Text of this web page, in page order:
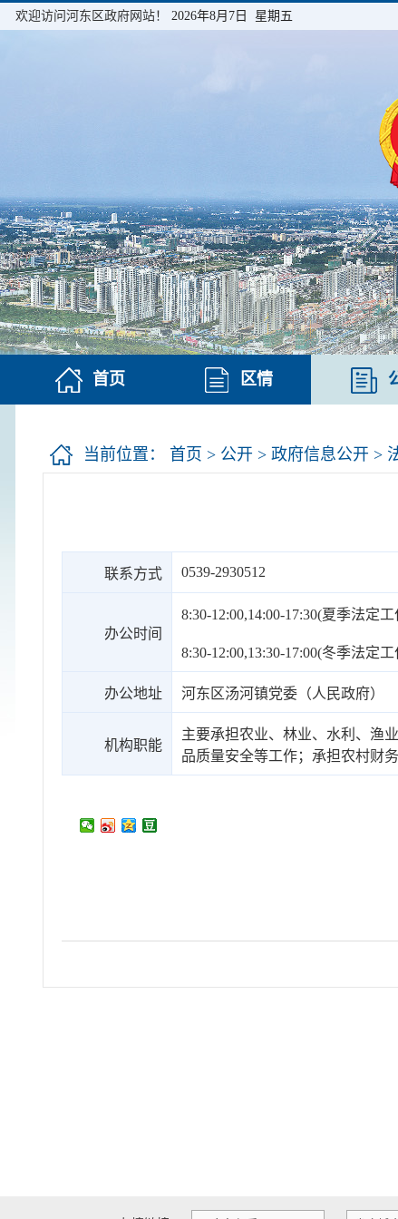
欢迎访问河东区政府网站！ 2026年8月7日 星期五
首页 区情
当前位置： 首页 > 公开 > 政府信息公开 >
联系方式 0539-2930512
办公时间
8:30-12:00,14:00-17:30(夏季法定工
8:30-12:00,13:30-17:00(冬季法定工
办公地址 河东区汤河镇党委（人民政府）
机构职能
主要承担农业、林业、水利、渔
品质量安全等工作；承担农村财